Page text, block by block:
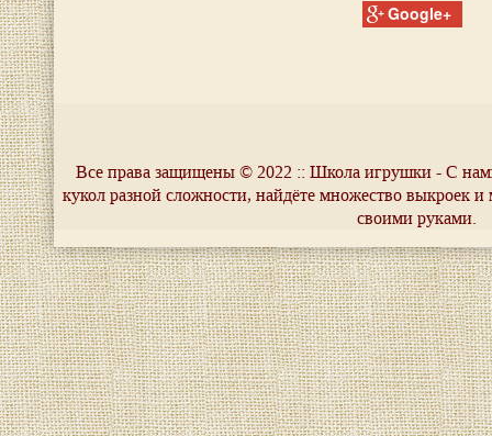
Google+
Все права защищены © 2022 :: Школа игрушки - С
кукол разной сложности, найдёте множество выкроек
своими руками.